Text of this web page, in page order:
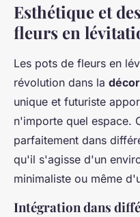
Esthétique et
fleurs en
Les pots de fleurs en
révolution dans la
unique et futuriste
n'importe quel espace.
parfaitement dans
qu'il s'agisse d'un
minimaliste ou même
Intégration dans